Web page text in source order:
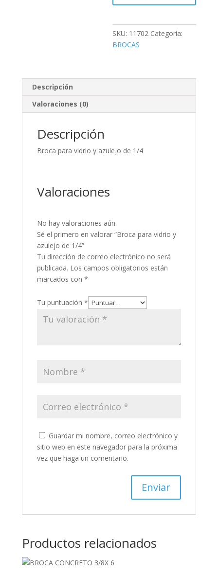
SKU: 11702 Categoría:
BROCAS
Descripción
Valoraciones (0)
Descripción
Broca para vidrio y azulejo de 1/4
Valoraciones
No hay valoraciones aún.
Sé el primero en valorar “Broca para vidrio y
azulejo de 1/4”
Tu dirección de correo electrónico no será
publicada. Los campos obligatorios están
marcados con *
Tu puntuación *
Guardar mi nombre, correo electrónico y
sitio web en este navegador para la próxima
vez que haga un comentario.
Productos relacionados